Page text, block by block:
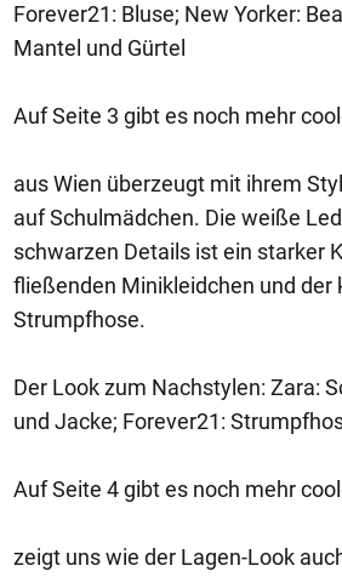
Forever21: Bluse; New Yorker:
Mantel und Gürtel
Auf Seite 3 gibt es noch mehr
aus Wien überzeugt mit ihrem
auf Schulmädchen. Die weiße
schwarzen Details ist ein starker
fließenden Minikleidchen und der
Strumpfhose.
Der Look zum Nachstylen: Zara:
und Jacke; Forever21:
Auf Seite 4 gibt es noch mehr
zeigt uns wie der Lagen-Look